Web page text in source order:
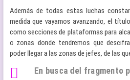
Además de todas estas luchas
medida que vayamos avanzando, el
como secciones de plataformas para
o zonas donde tendremos que
poder llegar a las zonas de jefes, de las
En busca del fragmento